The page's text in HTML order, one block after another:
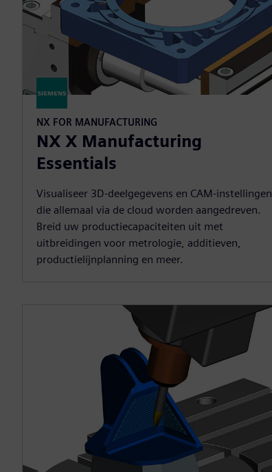
NX FOR MANUFACTURING
NX X Manufacturing
Essentials
Visualiseer 3D-deelgegevens en CAM-instellingen
die allemaal via de cloud worden aangedreven.
Breid uw productiecapaciteiten uit met
uitbreidingen voor metrologie, additieven,
productielijnplanning en meer.